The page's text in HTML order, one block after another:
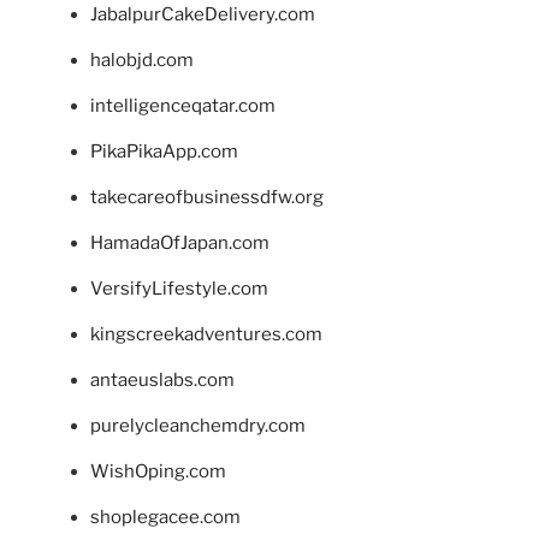
JabalpurCakeDelivery.com
halobjd.com
intelligenceqatar.com
PikaPikaApp.com
takecareofbusinessdfw.org
HamadaOfJapan.com
VersifyLifestyle.com
kingscreekadventures.com
antaeuslabs.com
purelycleanchemdry.com
WishOping.com
shoplegacee.com